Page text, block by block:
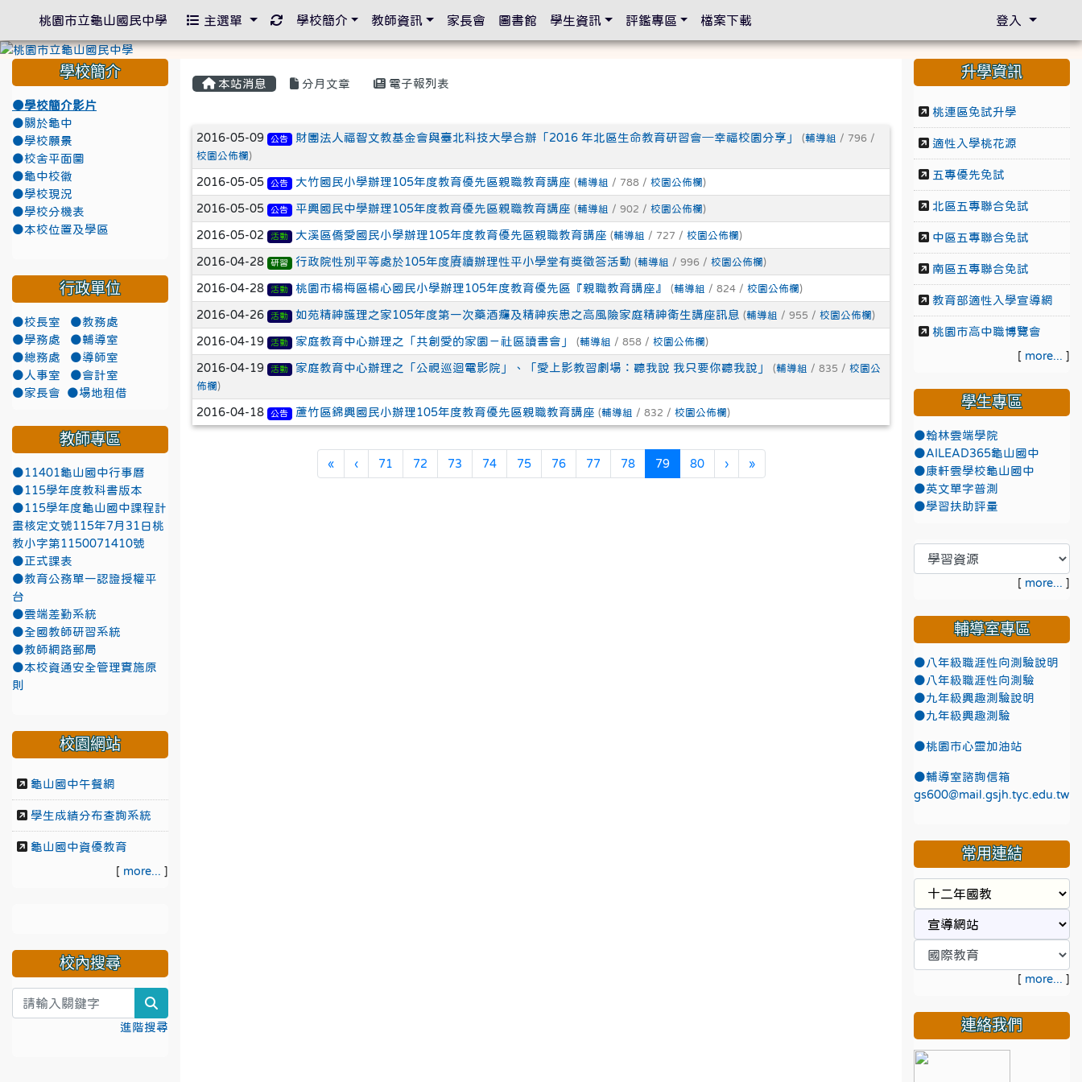
本站消息 分月文章 電子報列表
文章列表
2016-05-09 公告 財團法人福智文教基金會與臺北科技大學合辦「2016 年北區生命教育研習會─幸福校園分享」 (輔導組 / 796 /
校園公佈欄 )
2016-05-05 公告 大竹國民小學辦理105年度教育優先區親職教育講座 (輔導組 / 788 / 校園公佈欄 )
2016-05-05 公告 平興國民中學辦理105年度教育優先區親職教育講座 (輔導組 / 902 / 校園公佈欄 )
2016-05-02 活動 大溪區僑愛國民小學辦理105年度教育優先區親職教育講座 (輔導組 / 727 / 校園公佈欄 )
2016-04-28 研習 行政院性別平等處於105年度賡續辦理性平小學堂有獎徵答活動 (輔導組 / 996 / 校園公佈欄 )
2016-04-28 活動 桃園市楊梅區楊心國民小學辦理105年度教育優先區『親職教育講座』 (輔導組 / 824 / 校園公佈欄 )
2016-04-26 活動 如苑精神護理之家105年度第一次藥酒癮及精神疾患之高風險家庭精神衛生講座訊息 (輔導組 / 955 / 校園公佈欄 )
2016-04-19 活動 家庭教育中心辦理之「共創愛的家園－社區讀書會」 (輔導組 / 858 / 校園公佈欄 )
2016-04-19 活動 家庭教育中心辦理之「公視巡迴電影院」、「愛上影教習劇場：聽我說 我只要你聽我說」 (輔導組 / 835 / 校園公
佈欄 )
2016-04-18 公告 蘆竹區錦興國民小辦理105年度教育優先區親職教育講座 (輔導組 / 832 / 校園公佈欄 )
«第一頁
‹上一頁
71 72 73 74 75 76 77 78 79(目前頁次)
80 ›下一頁
»最後頁
學校簡介
●學校簡介影片
●關於龜中
●學校願景
●校舍平面圖
●龜中校徽
●學校現況
●學校分機表
●本校位置及學區
行政單位
●校長室
●教務處
●學務處
●輔導室
●總務處
●導師室
●人事室
●會計室
●家長會
●場地租借
教師專區
●11401龜山國中行事曆
●115學年度教科書版本
●115學年度龜山國中課程計
畫核定文號115年7月31日桃
教小字第1150071410號
●正式課表
●教育公務單一認證授權平
台
●雲端差勤系統
●全國教師研習系統
●教師網路郵局
●本校資通安全管理實施原
則
校園網站
龜山國中午餐網
學生成績分布查詢系統
龜山國中資優教育
[ more... ]
校內搜尋
進階搜尋
升學資訊
桃連區免試升學
適性入學桃花源
五專優先免試
北區五專聯合免試
中區五專聯合免試
南區五專聯合免試
教育部適性入學宣導網
桃園市高中職博覽會
[ more... ]
學生專區
●翰林雲端學院
●AILEAD365龜山國中
●康軒雲學校龜山國中
●英文單字普測
●學習扶助評量
[ more... ]
輔導室專區
●八年級職涯性向測驗說明
●八年級職涯性向測驗
●九年級興趣測驗說明
●九年級興趣測驗
●桃園市心靈加油站
●輔導室諮詢信箱
gs600@mail.gsjh.tyc.edu.tw
常用連結
[ more... ]
連絡我們
桃園市立龜山國民中學 主選單 重新取得佈景設定
學校簡介 教師資訊 家長會 圖書館 學生資訊 評鑑專區 檔案下載 登入